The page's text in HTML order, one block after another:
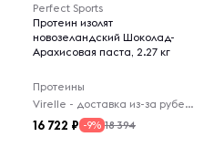
Perfect Sports
Протеин изолят
новозеландский Шоколад-
Арахисовая паста, 2.27 кг
Протеины
Virelle - доставка из-за рубежа
16 722 -9% 18 394